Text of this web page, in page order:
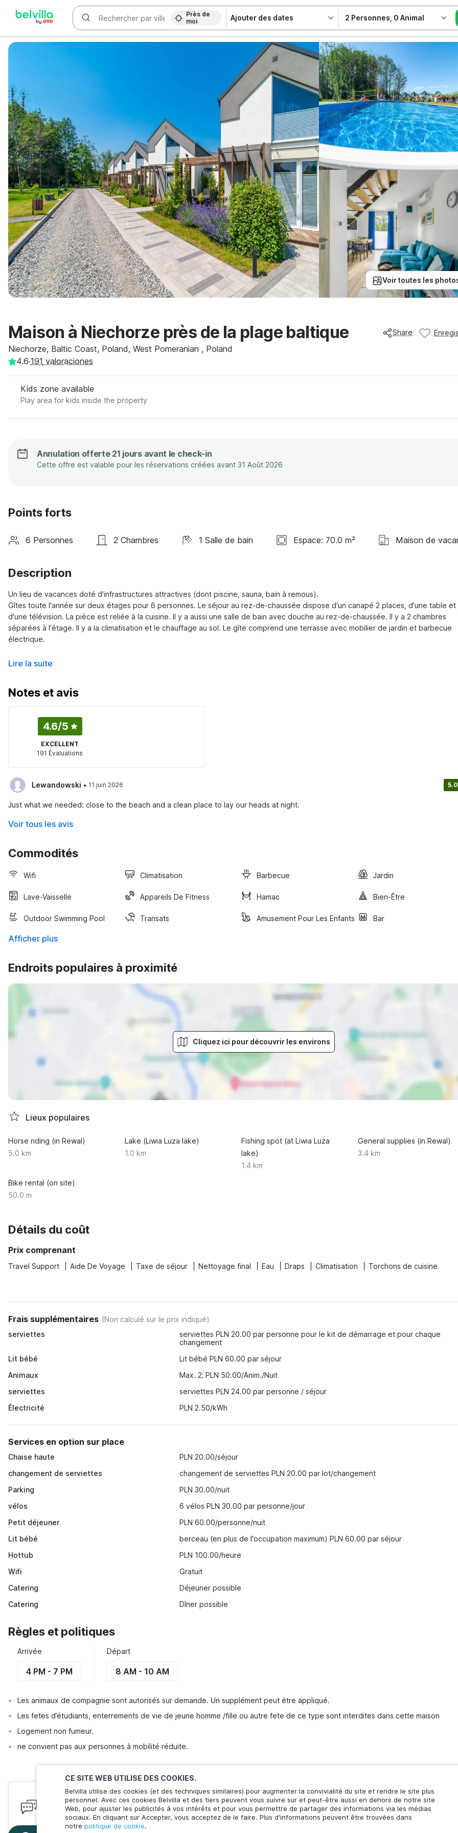
CE SITE WEB UTILISE DES COOKIES.
Belvilla utilise des cookies (et des techniques similaires) pour augmenter la convivialité du site et rendre le site plus
personnel. Avec ces cookies Belvilla et des tiers peuvent vous suivre sur et peut-être aussi en dehors de notre site
Web, pour ajuster les publicités à vos intérêts et pour vous permettre de partager des informations via les médias
sociaux. En cliquant sur Accepter, vous acceptez de le faire. Plus d'informations peuvent être trouvées dans
notre politique de cookie.
Près de
moi
Ajouter des dates 2 Personnes 0 Animal
Voir toutes les
Maison à Niechorze près de la plage baltique
Niechorze, Baltic Coast, Poland, West Pomeranian , Poland
Share
4.6·191 valoraciones
Kids zone available
Play area for kids inside the property
Annulation offerte 21 jours avant le check-in
Cette offre est valable pour les réservations créées avant 31 Août 2026
Points forts
6 Personnes 2 Chambres 1 Salle de bain Espace: 70.0 m² Maison de
Description
Un lieu de vacances doté d'infrastructures attractives (dont piscine, sauna, bain à remous).
Gîtes toute l'année sur deux étages pour 6 personnes. Le séjour au rez-de-chaussée dispose d'un canapé 2 places, d'une table et
d'une télévision. La pièce est reliée à la cuisine. Il y a aussi une salle de bain avec douche au rez-de-chaussée. Il y a 2 chambres
séparées à l'étage. Il y a la climatisation et le chauffage au sol. Le gîte comprend une terrasse avec mobilier de jardin et barbecue
électrique.
Lire la suite
Notes et avis
4.6/5
EXCELLENT
191 Évaluations
Lewandowski · 11 juin 2026 5.0
Just what we needed: close to the beach and a clean place to lay our heads at night.
Voir tous les avis
Commodités
Wifi Climatisation Barbecue Jardin
Lave-Vaisselle Appareils De Fitness Hamac Bien-Être
Outdoor Swimming Pool Transats Amusement Pour Les Enfants Bar
Afficher plus
Endroits populaires à proximité
Cliquez ici pour découvrir les environs
Lieux populaires
Horse riding (in Rewal)
5.0 km
Lake (Liwia Luza lake)
1.0 km
Fishing spot (at Liwia Luza
lake)
1.4 km
General supplies (in Rewal)
3.4 km
Bike rental (on site)
50.0 m
Détails du coût
Prix comprenant
Travel Support Aide De Voyage Taxe de séjour Nettoyage final Eau Draps Climatisation Torchons de cuisine
Frais supplémentaires (Non calculé sur le prix indiqué)
serviettes
serviettes PLN 20.00 par personne pour le kit de démarrage et pour chaque
changement
Lit bébé
Lit bébé PLN 60.00 par séjour
Animaux
Max. 2; PLN 50.00/Anim./Nuit
serviettes
serviettes PLN 24.00 par personne / séjour
Électricité
PLN 2.50/kWh
Services en option sur place
Chaise haute
PLN 20.00/séjour
changement de serviettes
changement de serviettes PLN 20.00 par lot/changement
Parking
PLN 30.00/nuit
vélos
6 vélos PLN 30.00 par personne/jour
Petit déjeuner
PLN 60.00/personne/nuit
Lit bébé
berceau (en plus de l'occupation maximum) PLN 60.00 par séjour
Hottub
PLN 100.00/heure
Wifi
Gratuit
Catering
Déjeuner possible
Catering
Dîner possible
Règles et politiques
Arrivée
4 PM - 7 PM
Départ
8 AM - 10 AM
Les animaux de compagnie sont autorisés sur demande. Un supplément peut être appliqué.
Les fetes d’étudiants, enterrements de vie de jeune homme /fille ou autre fete de ce type sont interdites dans cette maison
Logement non fumeur.
ne convient pas aux personnes à mobilité réduite.
Des questions ? Nous sommes là pour vous aider
Nous sommes connectés ! Discutez avec nous. Moins de 60 secondes d'attente.
Discutez avec nous